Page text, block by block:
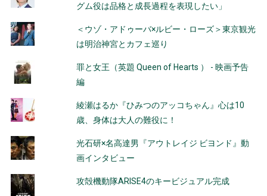
グム役は品格と成長過程を表現したい」
＜ウゾ・アドゥーバ×ルビー・ローズ＞東京観光
は明治神宮とカフェ巡り
罪と女王（英題 Queen of Hearts ） - 映画予告
編
綾瀬はるか『ひみつのアッコちゃん』心は10
歳、身体は大人の難役に！
光石研×名高達男『アウトレイジ ビヨンド』動
画インタビュー
攻殻機動隊ARISE4のキービジュアル完成